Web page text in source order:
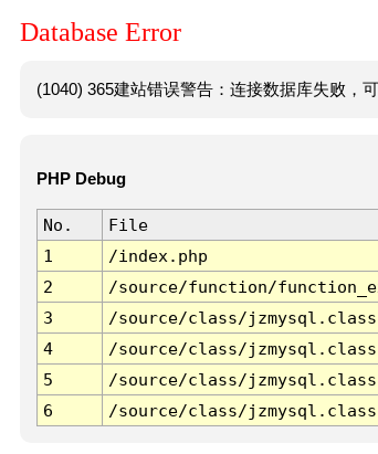
Database Error
(1040) 365建站错误警告：连接数据库失败，
PHP Debug
No. File
1
/index.php
2
/source/function/
3
/source/class/
4
/source/class/
5
/source/class/
6
/source/class/